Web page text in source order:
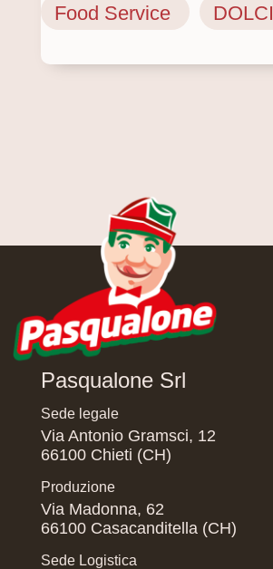
Food Service DOLCI
Pasqualone Srl
Sede legale
Via Antonio Gramsci, 12
66100 Chieti (CH)
Produzione
Via Madonna, 62
66100 Casacanditella (CH)
Sede Logistica